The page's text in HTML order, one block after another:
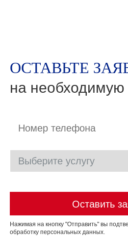
ОСТАВЬТЕ
на необходимую
Оставить
Нажимая на кнопку Отправить вы
обработку персональных данных.